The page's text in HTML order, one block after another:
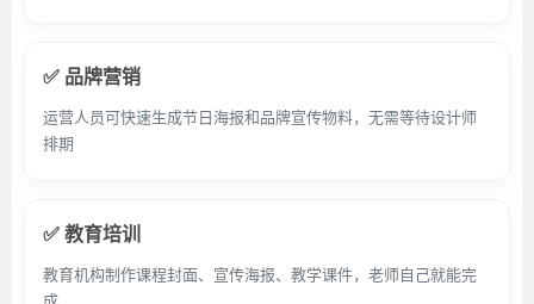
✅ 品牌营销
运营人员可快速生成节日海报和品牌宣传物料，无需等待设计师
排期
✅ 教育培训
教育机构制作课程封面、宣传海报、教学课件，老师自己就能完